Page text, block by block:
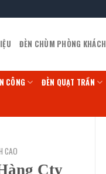
ĐÈN CHÙM PHÒNG KHÁCH
CÔNG ĐÈN QUẠT TRẦN
CAO
Cty